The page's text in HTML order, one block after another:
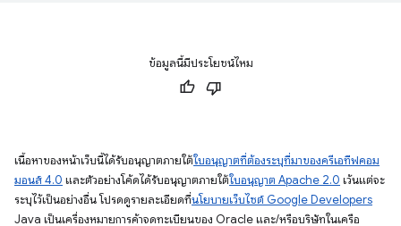
ข้อมูลนี้มีประโยชน์ไหม
เนื้อหาของหน้าเว็บนี้ได้รับอนุญาตภายใต้ใบอนุญาตที่ต้องระบุที่มาของครีเอทีฟคอม
มอนส์ 4.0 และตัวอย่างโค้ดได้รับอนุญาตภายใต้ใบอนุญาต Apache 2.0 เว้นแต่จะ
ระบุไว้เป็นอย่างอื่น โปรดดูรายละเอียดที่นโยบายเว็บไซต์ Google Developers
Java เป็นเครื่องหมายการค้าจดทะเบียนของ Oracle และ/หรือบริษัทในเครือ